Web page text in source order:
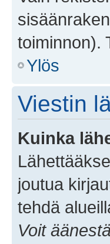
toiminnon).
Ylös
Viestin
Kuinka
joutua
tehdä
Voit